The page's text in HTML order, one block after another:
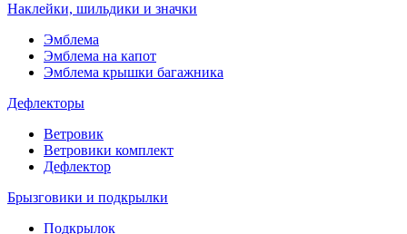
Наклейки, шильдики и значки
Эмблема
Эмблема на капот
Эмблема крышки багажника
Дефлекторы
Ветровик
Ветровики комплект
Дефлектор
Брызговики и подкрылки
Подкрылок